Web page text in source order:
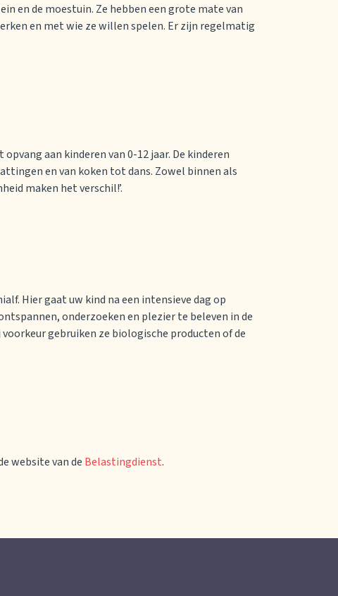
en de moestuin. Ze hebben een grote mate van
en met wie ze willen spelen. Er zijn regelmatig
aan kinderen van 0-12 jaar. De kinderen
en van koken tot dans. Zowel binnen als
maken het verschil!’.
Hier gaat uw kind na een intensieve dag op
onderzoeken en plezier te beleven in de
gebruiken ze biologische producten of de
website van de Belastingdienst.